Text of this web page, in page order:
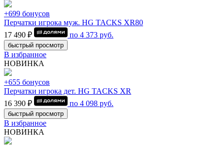
+699 бонусов
Перчатки игрока муж. HG TACKS XR80
17 490 ₽
по 4 373 руб.
быстрый просмотр
В избранное
НОВИНКА
+655 бонусов
Перчатки игрока дет. HG TACKS XR
16 390 ₽
по 4 098 руб.
быстрый просмотр
В избранное
НОВИНКА